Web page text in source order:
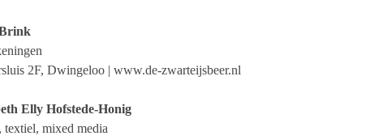
2F, Dwingeloo | www.de-zwarteijsbeer.nl
Elly Hofstede-Honig
textiel, mixed media